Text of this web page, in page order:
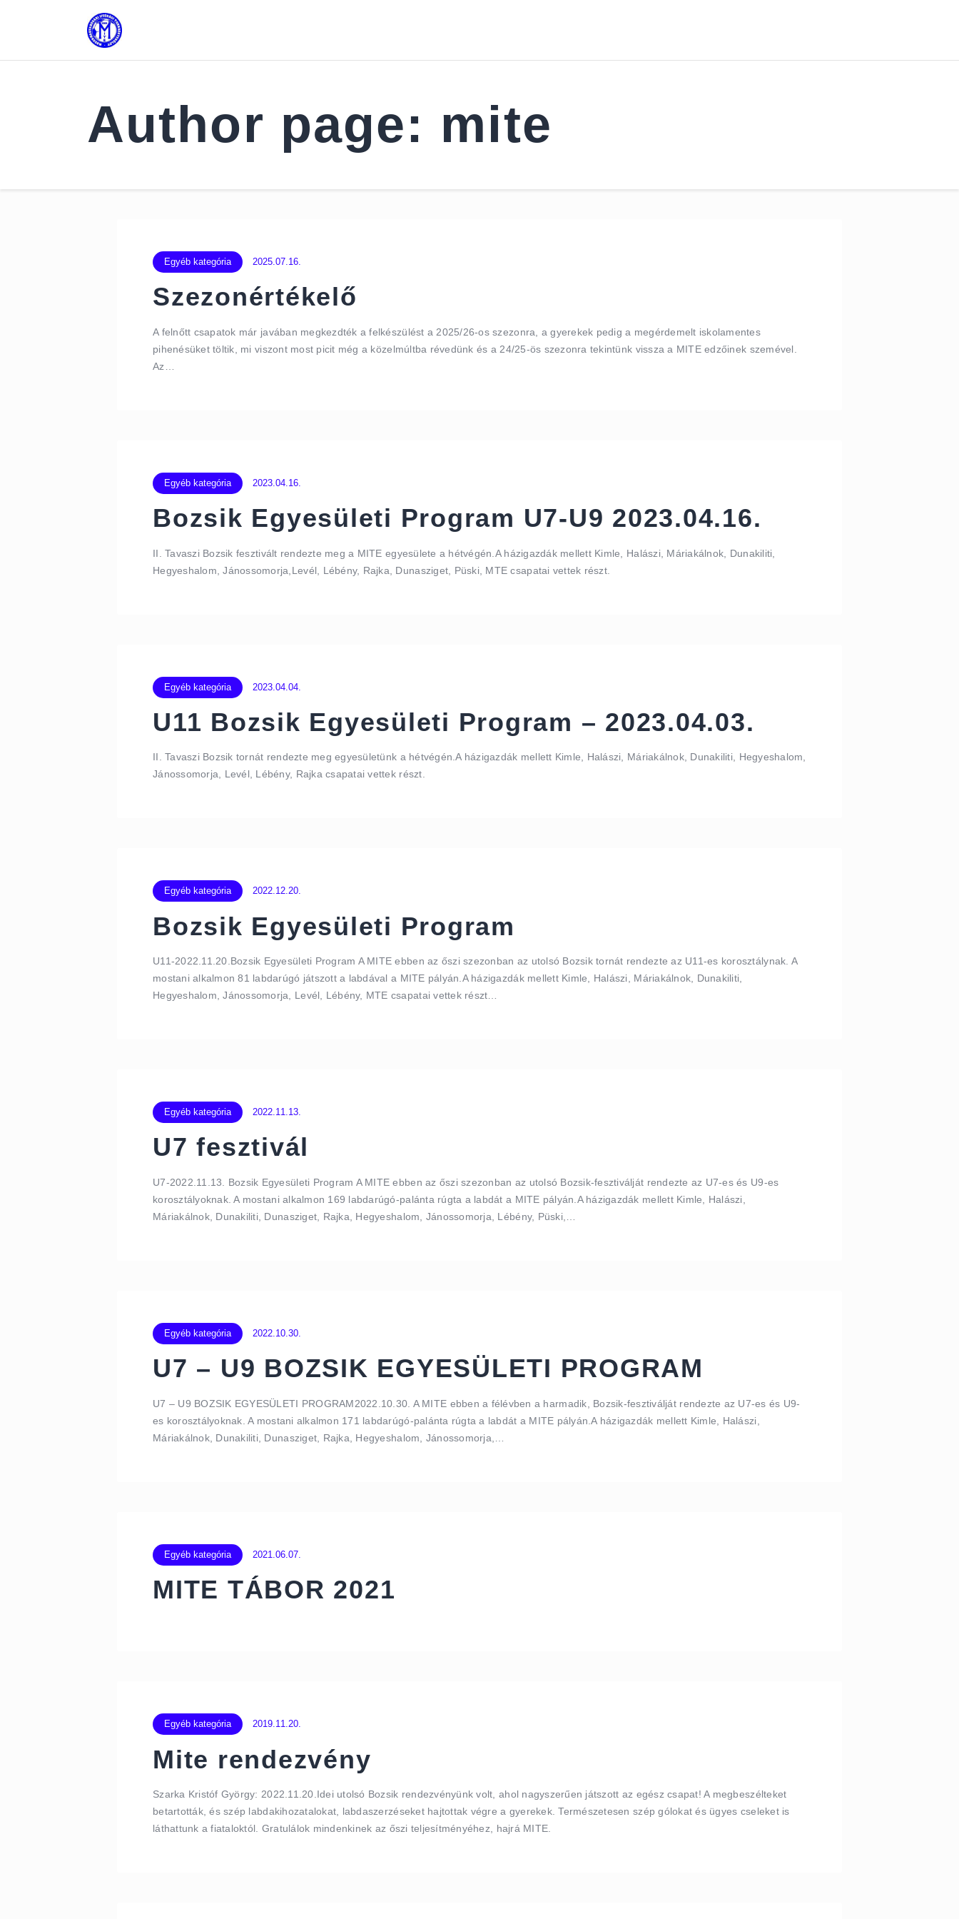
Author page: mite
Csapatok
Kapcsolat
Egyéb kategória 2025.07.16.
Szezonértékelő
A felnőtt csapatok már javában megkezdték a felkészülést a 2025/26-os szezonra, a gyerekek pedig a megérdemelt iskolamentes
pihenésüket töltik, mi viszont most picit még a közelmúltba révedünk és a 24/25-ös szezonra tekintünk vissza a MITE edzőinek szemével.
Az…
Egyéb kategória 2023.04.16.
Bozsik Egyesületi Program U7-U9 2023.04.16.
II. Tavaszi Bozsik fesztivált rendezte meg a MITE egyesülete a hétvégén.A házigazdák mellett Kimle, Halászi, Máriakálnok, Dunakiliti,
Hegyeshalom, Jánossomorja,Levél, Lébény, Rajka, Dunasziget, Püski, MTE csapatai vettek részt.
Egyéb kategória 2023.04.04.
U11 Bozsik Egyesületi Program – 2023.04.03.
II. Tavaszi Bozsik tornát rendezte meg egyesületünk a hétvégén.A házigazdák mellett Kimle, Halászi, Máriakálnok, Dunakiliti, Hegyeshalom,
Jánossomorja, Levél, Lébény, Rajka csapatai vettek részt.
Egyéb kategória 2022.12.20.
Bozsik Egyesületi Program
U11-2022.11.20.Bozsik Egyesületi Program A MITE ebben az őszi szezonban az utolsó Bozsik tornát rendezte az U11-es korosztálynak. A
mostani alkalmon 81 labdarúgó játszott a labdával a MITE pályán.A házigazdák mellett Kimle, Halászi, Máriakálnok, Dunakiliti,
Hegyeshalom, Jánossomorja, Levél, Lébény, MTE csapatai vettek részt…
Egyéb kategória 2022.11.13.
U7 fesztivál
U7-2022.11.13. Bozsik Egyesületi Program A MITE ebben az őszi szezonban az utolsó Bozsik-fesztiválját rendezte az U7-es és U9-es
korosztályoknak. A mostani alkalmon 169 labdarúgó-palánta rúgta a labdát a MITE pályán.A házigazdák mellett Kimle, Halászi,
Máriakálnok, Dunakiliti, Dunasziget, Rajka, Hegyeshalom, Jánossomorja, Lébény, Püski,…
Egyéb kategória 2022.10.30.
U7 – U9 BOZSIK EGYESÜLETI PROGRAM
U7 – U9 BOZSIK EGYESÜLETI PROGRAM2022.10.30. A MITE ebben a félévben a harmadik, Bozsik-fesztiválját rendezte az U7-es és U9-
es korosztályoknak. A mostani alkalmon 171 labdarúgó-palánta rúgta a labdát a MITE pályán.A házigazdák mellett Kimle, Halászi,
Máriakálnok, Dunakiliti, Dunasziget, Rajka, Hegyeshalom, Jánossomorja,…
Egyéb kategória 2021.06.07.
MITE TÁBOR 2021
Egyéb kategória 2019.11.20.
Mite rendezvény
Szarka Kristóf György: 2022.11.20.Idei utolsó Bozsik rendezvényünk volt, ahol nagyszerűen játszott az egész csapat! A megbeszélteket
betartották, és szép labdakihozatalokat, labdaszerzéseket hajtottak végre a gyerekek. Természetesen szép gólokat és ügyes cseleket is
láthattunk a fiataloktól. Gratulálok mindenkinek az őszi teljesítményéhez, hajrá MITE.